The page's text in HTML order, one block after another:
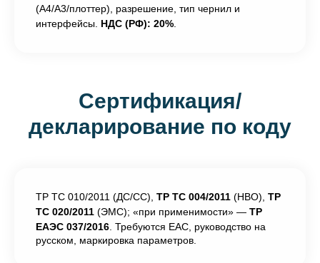
(A4/A3/плоттер), разрешение, тип чернил и
интерфейсы. НДС (РФ): 20%
Сертификация/
декларирование по коду
ТР ТС 010/2011 (ДС/СС), ТР ТС 004/2011 (НВО), ТР
ТС 020/2011 (ЭМС); «при применимости» — ТР
ЕАЭС 037/2016 . Требуются EAC, руководство на
русском, маркировка параметров.